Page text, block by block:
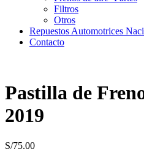
Filtros
Otros
Repuestos Automotrices
Contacto
Pastilla de
2019
S/75.00